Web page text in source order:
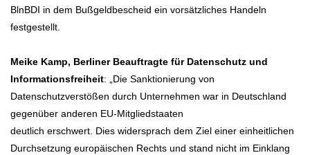
BlnBDI in dem Bußgeldbescheid ein vorsätzliches Handeln
festgestellt.
Meike Kamp, Berliner Beauftragte für Datenschutz und
Informationsfreiheit: „Die Sanktionierung von
Datenschutzverstößen durch Unternehmen war in Deutschland
gegenüber anderen EU-Mitgliedstaaten
deutlich erschwert. Dies widersprach dem Ziel einer einheitlichen
Durchsetzung europäischen Rechts und stand nicht im Einklang